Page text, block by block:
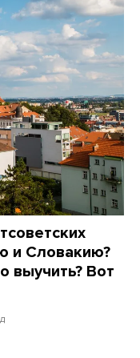
и Словакию?
выучить? Вот